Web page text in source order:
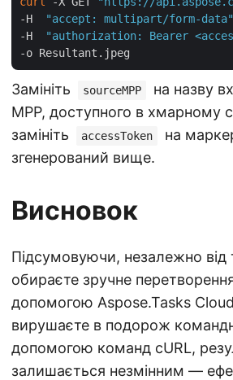
-H
"accept: multipart/form-data"
-H
"authorization: Bearer
Замініть sourceMPP
на назву
MPP, доступного в хмарному
замініть
accessToken
на
згенерований вище.
Висновок
Підсумовуючи, незалежно від
обираєте зручне
допомогою Aspose.Tasks
вирушаєте в подорож
допомогою команд cURL,
залишається незмінним —